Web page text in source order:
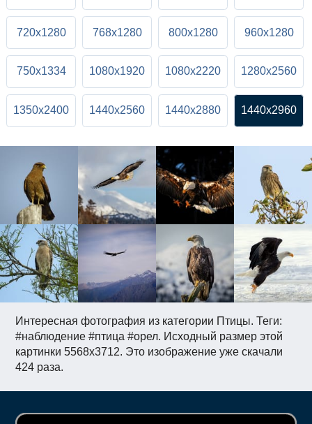
Интересная фотография из категории Птицы. Теги:
#наблюдение #птица #орел. Исходный размер этой
картинки 5568x3712. Это изображение уже скачали
424 раза.
720x1280 768x1280 800x1280 960x1280
750x1334 1080x1920 1080x2220 1280x2560
1350x2400 1440x2560 1440x2880 1440x2960